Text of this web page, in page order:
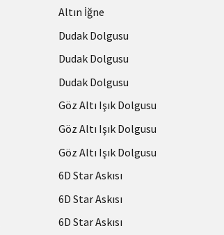
Altın İğne
Dudak Dolgusu
Dudak Dolgusu
Dudak Dolgusu
Göz Altı Işık Dolgusu
Göz Altı Işık Dolgusu
Göz Altı Işık Dolgusu
6D Star Askısı
6D Star Askısı
6D Star Askısı